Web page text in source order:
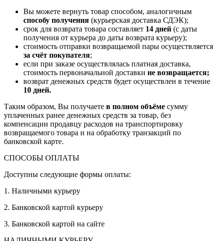
Вы можете вернуть товар способом, аналогичным
способу получения (курьерская доставка СДЭК);
срок для возврата товара составляет 14 дней (с даты
получения от курьера до даты возврата курьеру);
стоимость отправки возвращаемой пары осуществляется
за счёт покупателя;
если при заказе осуществлялась платная доставка,
стоимость первоначальной доставки не возвращается;
возврат денежных средств будет осуществлен в течение
10 дней.
Таким образом, Вы получаете в полном объёме сумму
уплаченных ранее денежных средств за товар, без
компенсации продавцу расходов на транспортировку
возвращаемого товара и на обработку транзакций по
банковской карте.
СПОСОБЫ ОПЛАТЫ
Доступны следующие формы оплаты:
1. Наличными курьеру
2. Банковской картой курьеру
3. Банковской картой на сайте